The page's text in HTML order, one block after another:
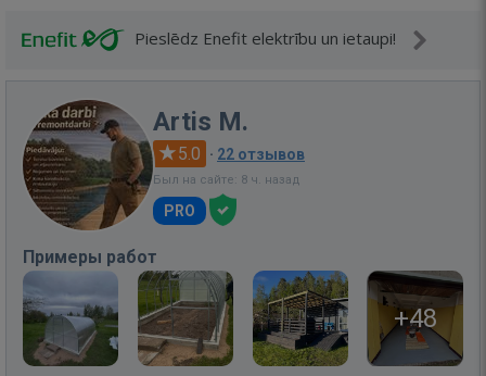
Pieslēdz Enefit elektrību un ietaupi!
Artis M.
5.0 · 22 отзывов
Был на сайте: 8 ч. назад
PRO
Примеры работ
+48